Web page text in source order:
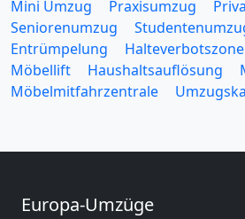
Mini Umzug
Praxisumzug
Seniorenumzug
Entrümpelung
Halteverbotszone
Möbellift
Haushaltsauflösung
Möbelmitfahrzentrale
Europa-Umzüge